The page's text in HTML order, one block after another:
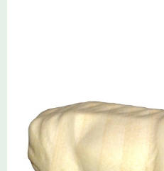
Pyramiden